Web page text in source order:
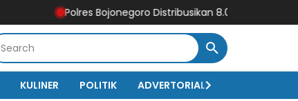
Polres Bojonegoro Distribusikan 8.000 Liter Air Bersih
KULINER POLITIK ADVERTORIAL